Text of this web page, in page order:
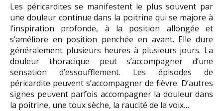
Les péricardites se manifestent le plus souvent par
une douleur continue dans la poitrine qui se majore à
l’inspiration profonde, à la position allongée et
s’améliore en position penchée en avant. Elle dure
généralement plusieurs heures à plusieurs jours. La
douleur thoracique peut s’accompagner d’une
sensation d’essoufflement. Les épisodes de
péricardite peuvent s’accompagner de fièvre. D’autres
signes peuvent parfois accompagner la douleur dans
la poitrine, une toux sèche, la raucité de la voix…